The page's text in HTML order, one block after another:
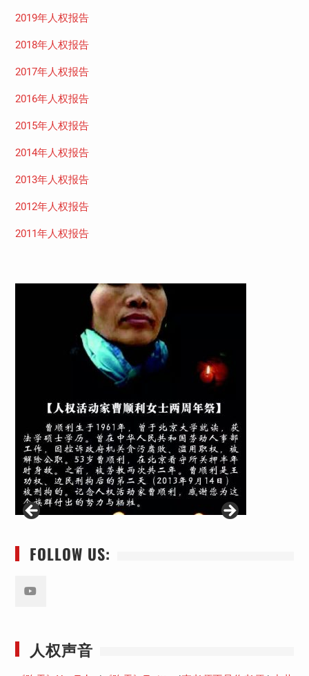
2019年人权报告
2018年人权报告
2017年人权报告
2016年人权报告
2015年人权报告
2014年人权报告
2013年人权报告
2012年人权报告
2011年人权报告
FOLLOW US:
人权声音